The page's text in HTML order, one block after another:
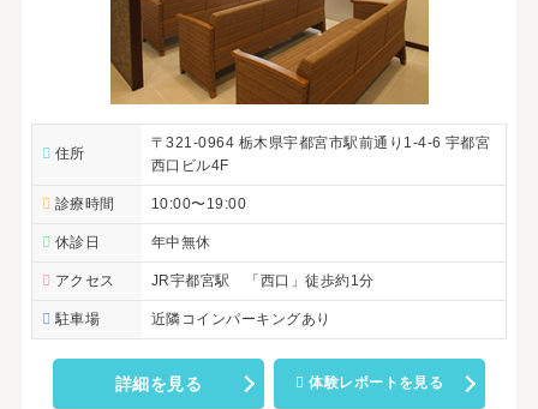
住所
〒321-0964 栃木県宇都宮市駅前通り1-4-6 宇都宮
西口ビル4F
診療時間 10:00〜19:00
休診日 年中無休
アクセス JR宇都宮駅 「西口」徒歩約1分
駐車場 近隣コインパーキングあり
詳細を見る 体験レポートを見る